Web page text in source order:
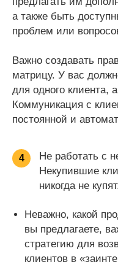
а также быть
проблем или
Важно создавать
матрицу. У вас
для одного клиента,
Коммуникация с
постоянной и
4
Не работать с
Некупившие
никогда не
Неважно, какой
вы предлагаете,
стратегию для
клиентов в